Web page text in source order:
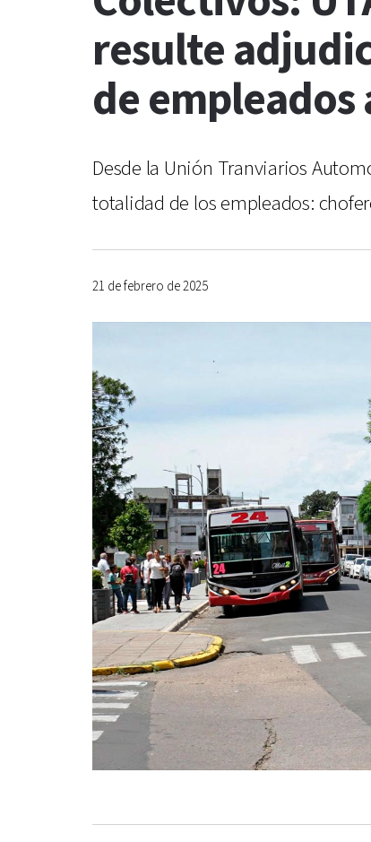
resulte
de
Desde la Unión Tranviarios
totalidad de los empleados:
21 de febrero de 2025